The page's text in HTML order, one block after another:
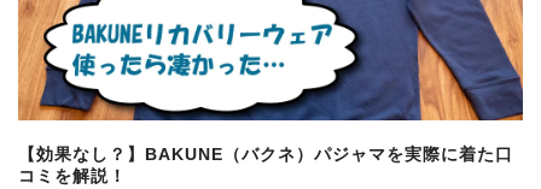
【効果なし？】BAKUNE（バクネ）パジャマを実際に着た口
コミを解説！